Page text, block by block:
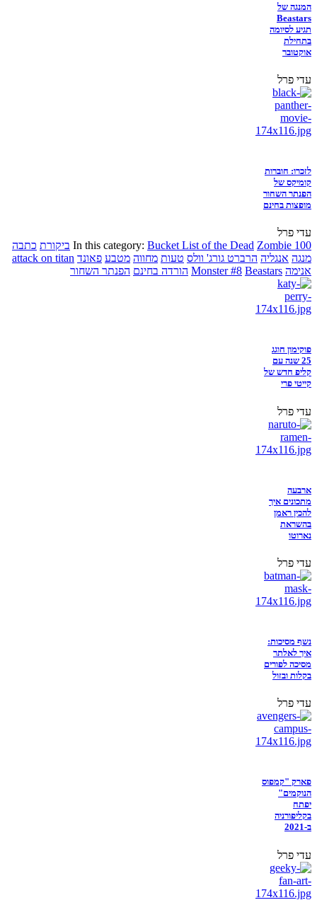
המנגה של
Beastars
תגיע לסיומה
בתחילת
אוקטובר
עדי פרל
לזכרו: חוברות
קומיקס של
הפנתר השחור
מופצות בחינם
עדי פרל
In this category: Bucket List of the Dead Zombie 100 ביקורת כתבה
מנגה אנגליה הרברט גורג' וולס טעות מחווה מטבע פאונד attack on titan
אנימה
Monster #8 Beastars הורדה בחינם הפנתר השחור
פוקימון חוגג
25 שנה עם
קליפ חדש של
קייטי פרי
עדי פרל
ארבעה
מתכונים איך
להכין ראמן
בהשראת
נארוטו
עדי פרל
נשף מסיכות:
איך לאלתר
מסיכה לפורים
בקלות ובזול
עדי פרל
פארק "קמפוס
הנוקמים"
יפתח
בקליפורניה
ב-2021
עדי פרל